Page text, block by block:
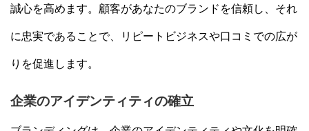
誠心を高めます。顧客があなたのブランドを信頼し、それ
に忠実であることで、リピートビジネスや口コミでの広が
りを促進します。
企業のアイデンティティの確立